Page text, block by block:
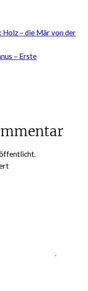
– die Mär von der
– Erste